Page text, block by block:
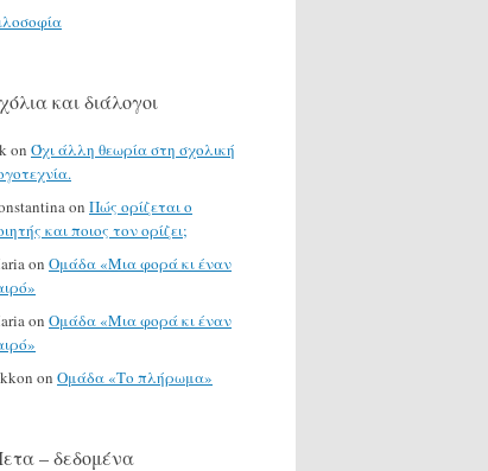
και διάλογοι
on Όχι άλλη θεωρία στη σχολική
on Πώς ορίζεται ο
και ποιος τον ορίζει;
on Ομάδα «Μια φορά κι έναν
on Ομάδα «Μια φορά κι έναν
on Ομάδα «Το πλήρωμα»
– δεδομένα